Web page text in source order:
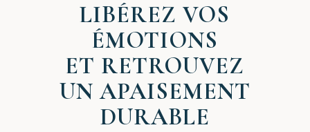
LIBÉREZ VOS
ÉMOTIONS
ET RETROUVEZ
UN APAISEMENT
DURABLE